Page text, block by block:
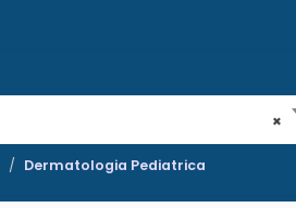
×
Dermatologia Pediatrica